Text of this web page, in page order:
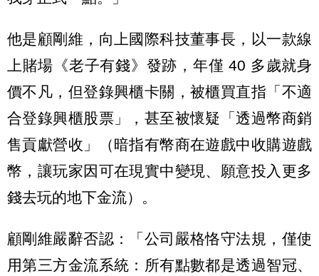
他是顧剛維，向上國際科技董事長，以一款線
上賭場《老子有錢》發跡，年僅 40 多歲就身
價不凡，但登錄興櫃卡關，被櫃買直指「不適
合登錄興櫃股票」，甚至被懷疑「透過幣商銷
售貢獻營收」（暗指有幣商在遊戲中收購遊戲
幣，讓玩家因可在現實中變現、願意投入更多
錢去玩的地下金流）。
顧剛維嚴辭否認：「公司嚴格恪守法規，僅使
用第三方金流系統：所有點數都是透過智冠、